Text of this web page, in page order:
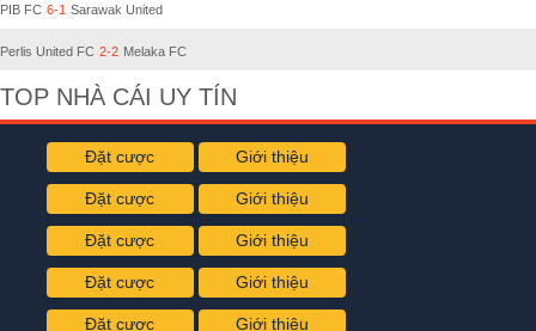
PIB FC 6-1 Sarawak United
Perlis United FC 2-2 Melaka FC
TOP NHÀ CÁI UY TÍN
Đặt cược Giới thiệu
Đặt cược Giới thiệu
Đặt cược Giới thiệu
Đặt cược Giới thiệu
Đặt cược Giới thiệu